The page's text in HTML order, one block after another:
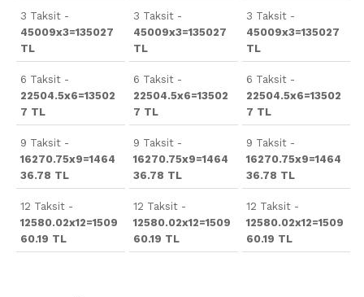
3 Taksit -
45009x3=135027
TL
6 Taksit -
22504.5x6=13502
7 TL
9 Taksit -
16270.75x9=1464
36.78 TL
12 Taksit -
12580.02x12=1509
60.19 TL
3 Taksit -
45009x3=135027
TL
6 Taksit -
22504.5x6=13502
7 TL
9 Taksit -
16270.75x9=1464
36.78 TL
12 Taksit -
12580.02x12=1509
60.19 TL
3 Taksit -
45009x3=135027
TL
6 Taksit -
22504.5x6=13502
7 TL
9 Taksit -
16270.75x9=1464
36.78 TL
12 Taksit -
12580.02x12=1509
60.19 TL